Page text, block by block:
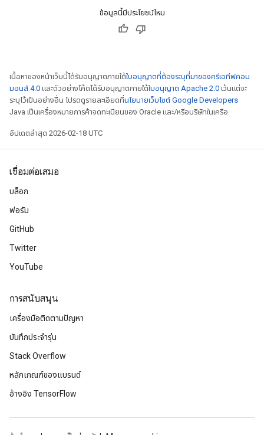
ข้อมูลนี้มีประโยชน์ไหม
เนื้อหาของหน้าเว็บนี้ได้รับอนุญาตภายใต้ใบอนุญาตที่ต้องระบุที่มาของครีเอทีฟคอม
มอนส์ 4.0 และตัวอย่างโค้ดได้รับอนุญาตภายใต้ใบอนุญาต Apache 2.0 เว้นแต่จะ
ระบุไว้เป็นอย่างอื่น โปรดดูรายละเอียดที่นโยบายเว็บไซต์ Google Developers
Java เป็นเครื่องหมายการค้าจดทะเบียนของ Oracle และ/หรือบริษัทในเครือ
อัปเดตล่าสุด 2026-02-18 UTC
เชื่อมต่อเสมอ
บล็อก
ฟอรัม
GitHub
Twitter
YouTube
การสนับสนุน
เครื่องมือติดตามปัญหา
บันทึกประจำรุ่น
Stack Overflow
หลักเกณฑ์ของแบรนด์
อ้างอิง TensorFlow